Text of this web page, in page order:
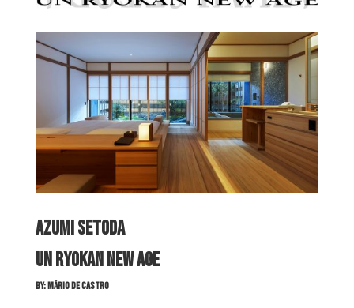
AZUMI SETODA
UN RYOKAN NEW AGE
By: Mário de Castro